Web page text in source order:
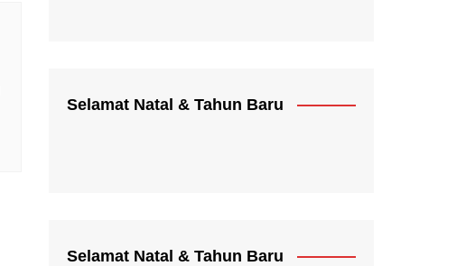
Selamat Natal & Tahun Baru
Selamat Natal & Tahun Baru